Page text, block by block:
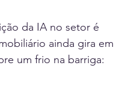
da IA no setor é
ainda gira em
um frio na barriga: